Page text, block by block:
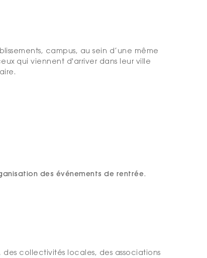
campus, au sein d’une même
qui viennent d'arriver dans leur ville
des événements de rentrée.
des collectivités locales, des associations